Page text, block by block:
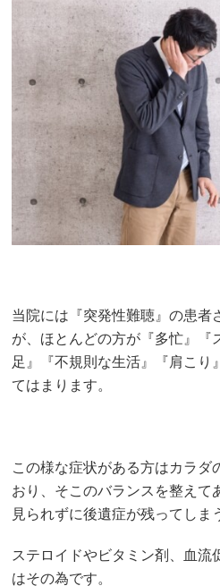
当院には『突発性難聴』の患者
が、ほとんどの方が『多忙』『
足』『不規則な生活』『肩こり
てはまります。
この様な症状がある方はカラダ
おり、そこのバランスを整えて
見られずに後遺症が残ってしま
ステロイドやビタミン剤、血流
はその為です。